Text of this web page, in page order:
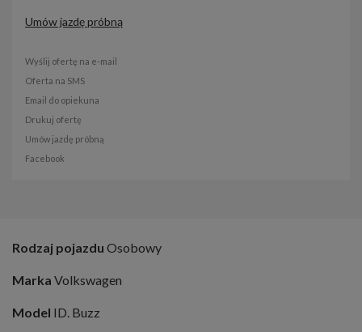
Umów jazdę próbną
Wyślij ofertę na e-mail
Oferta na SMS
Email do opiekuna
Drukuj ofertę
Umów jazdę próbną
Facebook
Rodzaj pojazdu Osobowy
Marka Volkswagen
Model ID. Buzz